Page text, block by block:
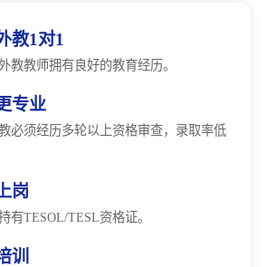
教1对1
教教师拥有良好的教育经历。
专业
必须经历多轮以上资格审查，录取率低
岗
有TESOL/TESL资格证。
训